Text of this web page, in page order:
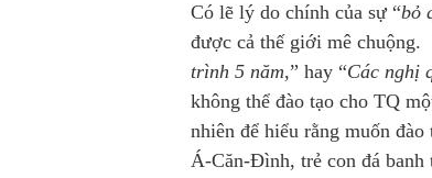
Có lẽ lý do chính của sự “bỏ
được cả thế giới mê chuộng.
trình 5 năm,” hay “Các nghị
không thể đào tạo cho TQ
nhiên để hiểu rằng muốn
Á-Căn-Đình, trẻ con đá